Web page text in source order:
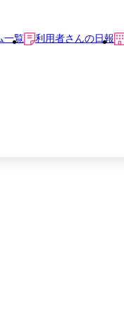
一覧 利用者さんの日報